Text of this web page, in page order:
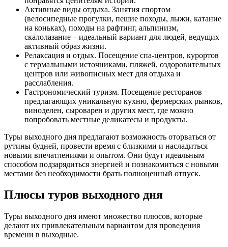
Активные виды отдыха. Занятия спортом
(велосипедные прогулки, пешие походы, лыжи, катание
на коньках), походы на рафтинг, альпинизм,
скалолазание – идеальный вариант для людей, ведущих
активный образ жизни.
Релаксация и отдых. Посещение спа-центров, курортов
с термальными источниками, пляжей, оздоровительных
центров или живописных мест для отдыха и
расслабления.
Гастрономический туризм. Посещение ресторанов
предлагающих уникальную кухню, фермерских рынков,
виноделен, сыроварен и других мест, где можно
попробовать местные деликатесы и продукты.
Туры выходного дня предлагают возможность оторваться от
рутины будней, провести время с близкими и насладиться
новыми впечатлениями и опытом. Они будут идеальным
способом подзарядиться энергией и познакомиться с новыми
местами без необходимости брать полноценный отпуск.
Плюсы туров выходного дня
Туры выходного дня имеют множество плюсов, которые
делают их привлекательным вариантом для проведения
времени в выходные.